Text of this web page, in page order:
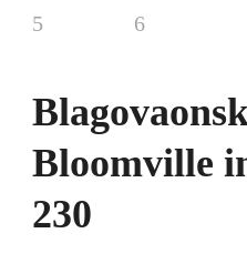
Bloomville
230